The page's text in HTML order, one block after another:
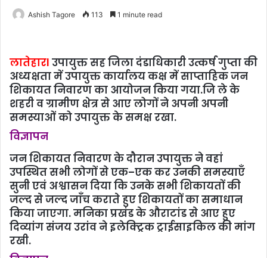
Ashish Tagore 113 1 minute read
लातेहारl उपायुक्त सह जिला दंडाधिकारी उत्कर्ष गुप्ता की
अध्यक्षता में उपायुक्त कार्यालय कक्ष में साप्ताहिक जन
शिकायत निवारण का आयोजन किया गया.जि ले के
शहरी व ग्रामीण क्षेत्र से आए लोगों ने अपनी अपनी
समस्याओं को उपायुक्त के समक्ष रखा.
विज्ञापन
जन शिकायत निवारण के दौरान उपायुक्त ने वहां
उपस्थित सभी लोगों से एक–एक कर उनकी समस्याएँ
सुनी एवं अश्वासन दिया कि उनके सभी शिकायतों की
जल्द से जल्द जाँच कराते हुए शिकायतों का समाधान
किया जाएगा. मनिका प्रखंड के औराटांड से आए हुए
दिव्यांग संजय उरांव ने इलेक्ट्रिक ट्राईसाइकिल की मांग
रखी.